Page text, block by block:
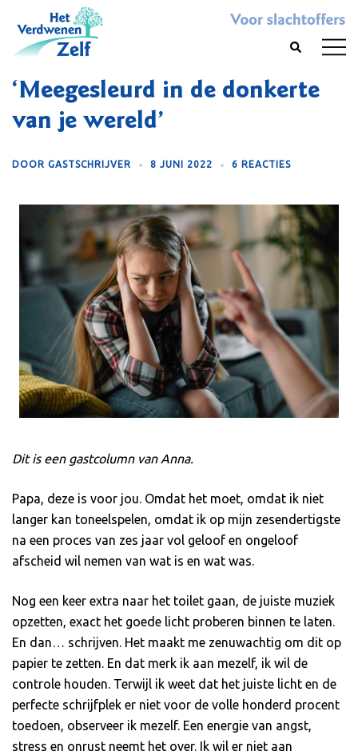
content
Search
menu
‘Meegesleurd in de donkerte
van je wereld’
DOOR GASTSCHRIJVER 8 JUNI 2022 6 REACTIES
Dit is een gastcolumn van Anna.
Papa, deze is voor jou. Omdat het moet, omdat ik niet
langer kan toneelspelen, omdat ik op mijn zesendertigste
na een proces van zes jaar vol geloof en ongeloof
afscheid wil nemen van wat is en wat was.
Nog een keer extra naar het toilet gaan, de juiste muziek
opzetten, exact het goede licht proberen binnen te laten.
En dan… schrijven. Het maakt me zenuwachtig om dit op
papier te zetten. En dat merk ik aan mezelf, ik wil de
controle houden. Terwijl ik weet dat het juiste licht en de
perfecte schrijfplek er niet voor de volle honderd procent
toedoen, observeer ik mezelf. Een energie van angst,
stress en onrust neemt het over. Ik wil er niet aan